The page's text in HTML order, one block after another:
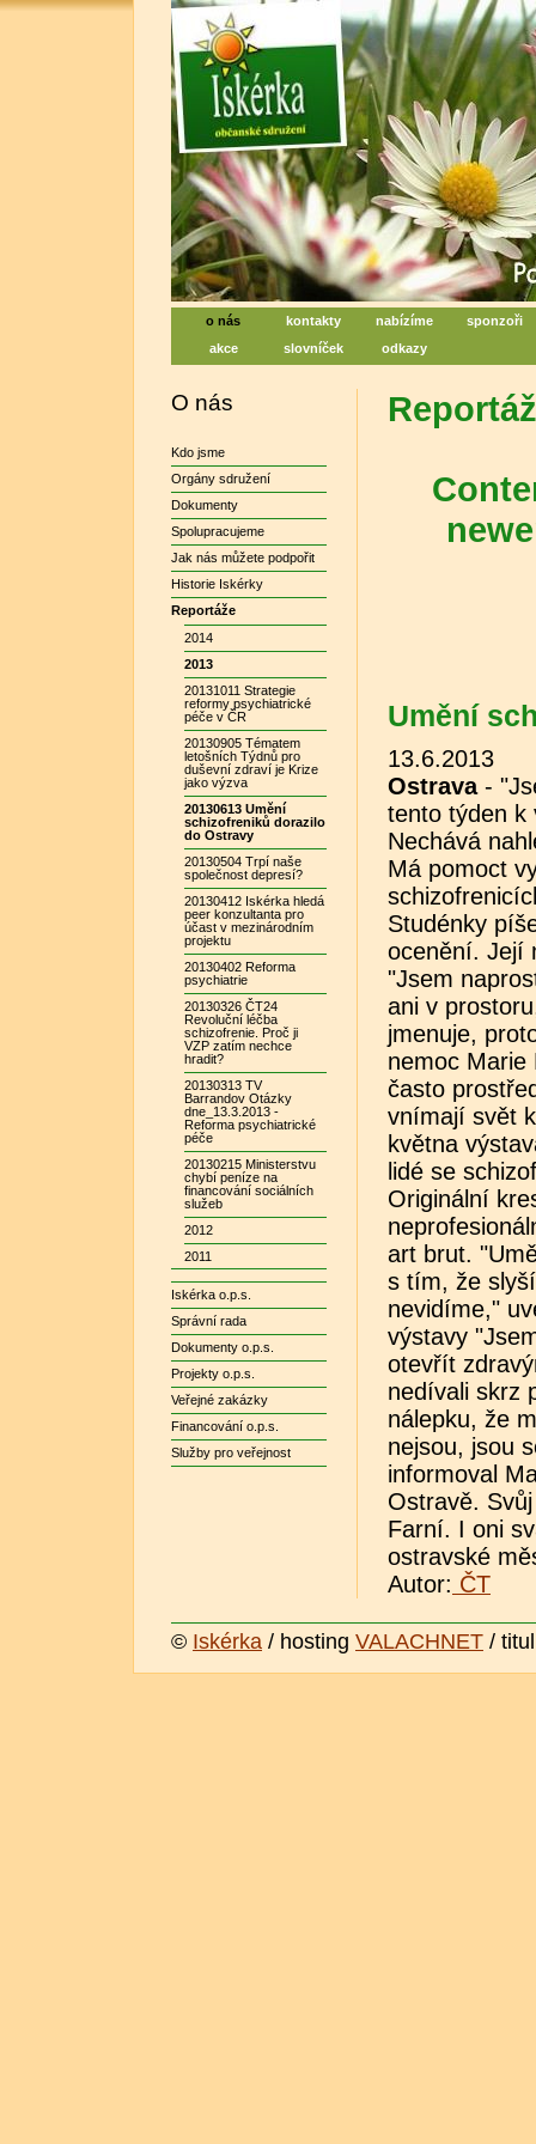
Iskérka, sociální centrum
Centrum na podporu duševního zdraví
o nás kontakty nabízíme
sponzoři
akce
slovníček odkazy
O nás
Kdo jsme
Orgány sdružení
Dokumenty
Spolupracujeme
Jak nás můžete podpořit
Historie Iskérky
Reportáže
2014
2013
20131011 Strategie
reformy psychiatrické
péče v ČR
20130905 Tématem
letošních Týdnů pro
duševní zdraví je Krize
jako výzva
20130613 Umění
schizofreniků dorazilo
do Ostravy
20130504 Trpí naše
společnost depresí?
20130412 Iskérka hledá
peer konzultanta pro
účast v mezinárodním
projektu
20130402 Reforma
psychiatrie
20130326 ČT24
Revoluční léčba
schizofrenie. Proč ji
VZP zatím nechce
hradit?
20130313 TV
Barrandov Otázky
dne_13.3.2013 -
Reforma psychiatrické
péče
20130215 Ministerstvu
chybí peníze na
financování sociálních
služeb
2012
2011
Iskérka o.p.s.
Správní rada
Dokumenty o.p.s.
Projekty o.p.s.
Veřejné zakázky
Financování o.p.s.
Služby pro veřejnost
Umění
13.6.2013
Ostrava-
tento týden k
Nechává
Má pomoct
Studénky
ocenění. Její
"Jsem
ani v
jmenuje,
nemoc Marie
často
vnímají svět
května
lidé se
Originální
art brut.
s tím, že
nevidíme,"
výstavy
otevřít
nedívali skrz
nálepku, že
nejsou, jsou
informoval
Ostravě.
Farní. I oni
ostravské
Autor: ČT
© Iskérka / hosting VALACHNET /